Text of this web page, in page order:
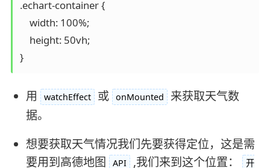
.echart-container {
    width: 100%;
    height: 50vh;
}
用 watchEffect 或 onMounted
来获取天气数
据。
想要获取天气情况我们先要获得定位，这是需
要用到高德地图
API ,我们来到这个位置： 开